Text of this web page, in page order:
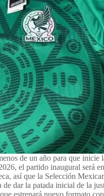
de un año para que inicie
el partido inaugural será
así que la Selección
de dar la patada inicial de la
estrenará nuevo formato